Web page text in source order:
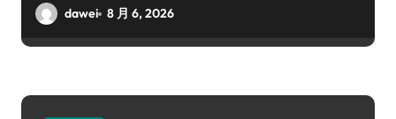
dawei 8 月 6, 2026